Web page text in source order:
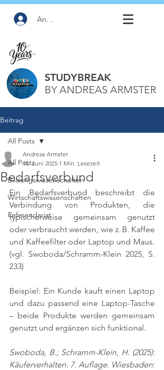
Anmelden
STUDYBREAK
BY ANDREAS ARMSTER
Beitrag
All Posts
Bildungswissenschaften
Wirtschaftswissenschaften
Referendariat
All Posts
Bedarfsverbund
Andreas Armster
15. Juni 2025 1 Min. Lesezeit
Ein Bedarfsverbund beschreibt die
Verbindung von Produkten, die
typischerweise gemeinsam genutzt
oder verbraucht werden, wie z. B. Kaffee
(vgl. Swoboda/Schramm-Klein 2025, S.
233)
Beispiel: Ein Kunde kauft einen Laptop
und dazu passend eine Laptop-Tasche
– beide Produkte werden gemeinsam
genutzt und ergänzen sich funktional.
Swoboda, B.; Schramm-Klein, H. (2025):
Käuferverhalten. 7. Auflage. Wiesbaden: